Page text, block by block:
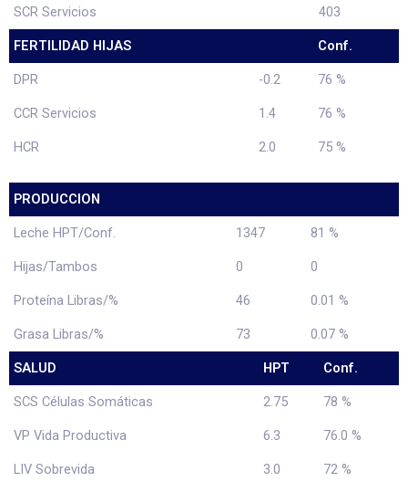
SCR Servicios 403
FERTILIDAD HIJAS Conf.
DPR -0.2 76 %
CCR Servicios 1.4 76 %
HCR 2.0 75 %
PRODUCCION
Leche HPT/Conf. 1347 81 %
Hijas/Tambos 0 0
Proteína Libras/% 46 0.01 %
Grasa Libras/% 73 0.07 %
SALUD HPT Conf.
SCS Células Somáticas 2.75 78 %
VP Vida Productiva 6.3 76.0 %
LIV Sobrevida 3.0 72 %